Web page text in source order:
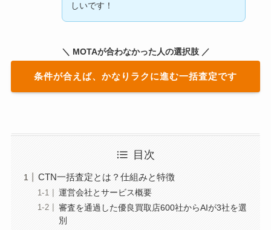
しいです！
＼ MOTAが合わなかった人の選択肢 ／
条件が合えば、かなりラクに進む一括査定です
目次
CTN一括査定とは？仕組みと特徴
運営会社とサービス概要
審査を通過した優良買取店600社からAIが3社を選
別